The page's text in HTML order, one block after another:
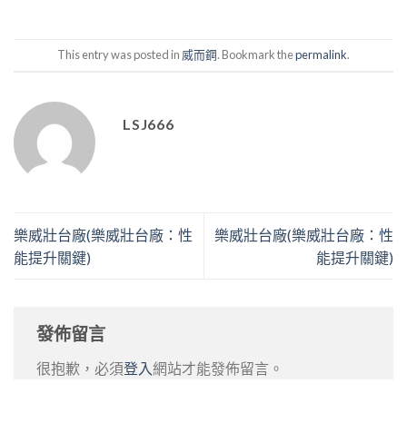
This entry was posted in 威而鋼. Bookmark thepermalink.
LSJ666
樂威壯台廠(樂威壯台廠：性
能提升關鍵)
樂威壯台廠(樂威壯台廠：性
能提升關鍵)
發佈留言
很抱歉，必須登入 網站才能發佈留言。